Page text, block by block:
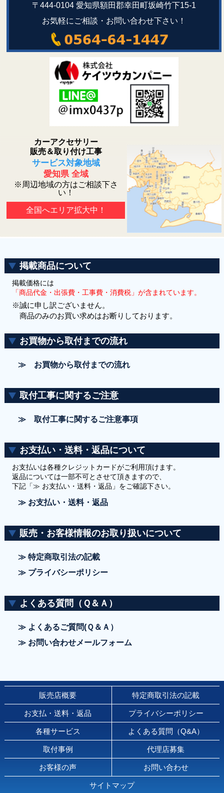
〒444-0104 愛知県額田郡幸田町坂崎竹下15-1
お気軽にご相談・お問い合わせ下さい！
カーアクセサリー
販売＆取り付け工事
サービス対象地域
愛知県 全域
※周辺地域の方はご相談下さ
い！
全国へエリア拡大中！
掲載商品について
掲載価格には
「商品代金・出張費・工事費・消費税」が含まれています。
※誠に申し訳ございません。
商品のみのお買い求めはお断りしております。
お買物から取付までの流れ
≫ お買物から取付までの流れ
取付工事に関するご注意
≫ 取付工事に関するご注意事項
お支払い・送料・返品について
お支払いは各種クレジットカードがご利用頂けます。
返品については一部不可とさせて頂きますので、
下記「≫ お支払い・送料・返品」をご確認下さい。
≫ お支払い・送料・返品
販売・お客様情報のお取り扱いについて
≫ 特定商取引法の記載
≫ プライバシーポリシー
よくある質問（Ｑ＆Ａ）
≫ よくあるご質問(Ｑ＆Ａ）
≫ お問い合わせメールフォーム
販売店概要
お支払・送料・返品
各種サービス
取付事例
お客様の声
特定商取引法の記載
プライバシーポリシー
よくある質問（Q&A）
代理店募集
お問い合わせ
サイトマップ